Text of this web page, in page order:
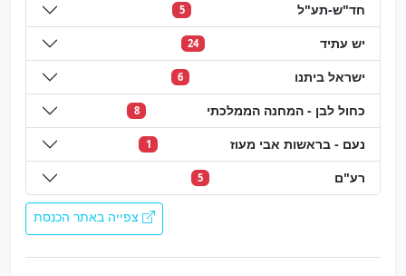
חד"ש-תע"ל 5
יש עתיד 24
ישראל ביתנו 6
כחול לבן - המחנה הממלכתי 8
נעם - בראשות אבי מעוז 1
רע"ם 5
צפייה באתר הכנסת